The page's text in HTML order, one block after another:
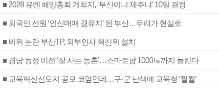
■ 2028 유엔 해양총회 개최지, ‘부산이냐 제주냐’ 10일 결정
■ 외국인 선원 ‘인신매매 경유지’ 된 부산…우려가 현실로
■ 비위 논란 부산TP, 외부인사 혁신위 설치
■ 경남 농정 비전 ‘잘 사는 농촌’…스마트팜 1000㏊까지 늘린다
■ 교육혁신선도지 공모 코앞인데…구·군 난색에 교육청 ‘쩔쩔’